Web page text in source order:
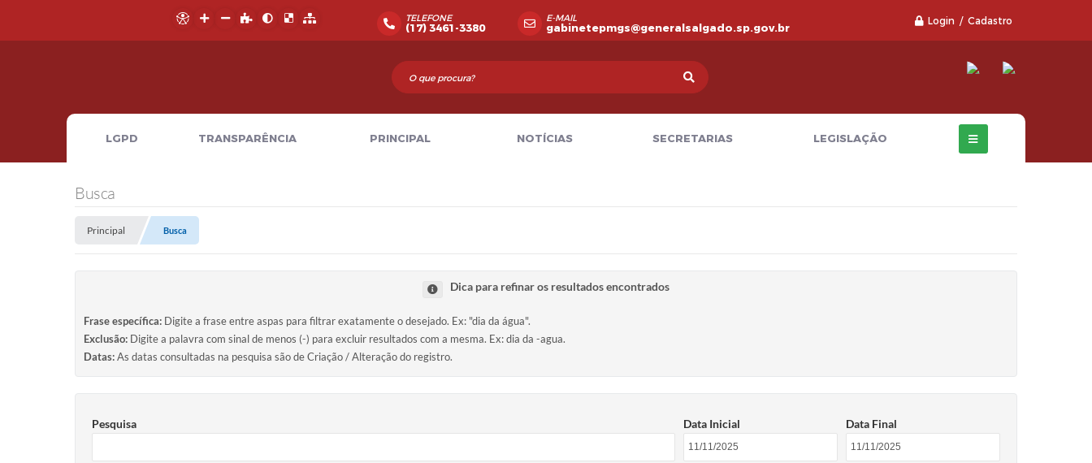
Login / Cadastro
TELEFONE
(17) 3461-3380
E-MAIL
gabinetepmgs@generalsalgado.sp.gov.br
LGPD TRANSPARÊNCIA PRINCIPAL NOTÍCIAS SECRETARIAS LEGISLAÇÃO
Busca
Principal Busca
Dica para refinar os resultados encontrados
Frase específica: Digite a frase entre aspas para filtrar exatamente o desejado. Ex: "dia da água".
Exclusão: Digite a palavra com sinal de menos (-) para excluir resultados com a mesma. Ex: dia da -agua.
Datas:As datas consultadas na pesquisa são de Criação / Alteração do registro.
Pesquisa Data Inicial Data Final